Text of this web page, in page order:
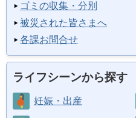
ゴミの収集・分別
被災された皆さまへ
各課お問合せ
ライフシーンから探す
妊娠・出産